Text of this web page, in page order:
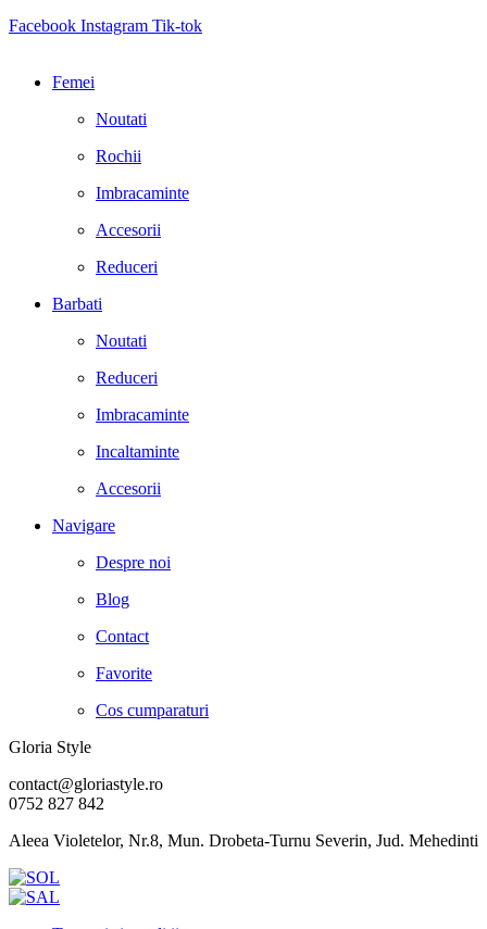
Facebook Instagram Tik-tok
Femei
Noutati
Rochii
Imbracaminte
Accesorii
Reduceri
Barbati
Noutati
Reduceri
Imbracaminte
Incaltaminte
Accesorii
Navigare
Despre noi
Blog
Contact
Favorite
Cos cumparaturi
Gloria Style
contact@gloriastyle.ro
0752 827 842
Aleea Violetelor, Nr.8, Mun. Drobeta-Turnu Severin, Jud. Mehedinti